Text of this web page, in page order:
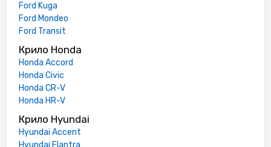
Ford Kuga
Ford Mondeo
Ford Transit
Крило Honda
Honda Accord
Honda Civic
Honda CR-V
Honda HR-V
Крило Hyundai
Hyundai Accent
Hyundai Elantra